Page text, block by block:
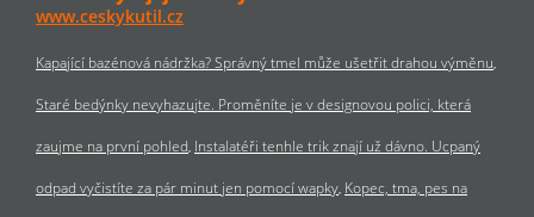
www.ceskykutil.cz
Kapající bazénová nádržka? Správný tmel může ušetřit drahou výměnu
Staré bedýnky nevyhazujte. Proměníte je v designovou polici, která
zaujme na první pohled Instalatéři tenhle trik znají už dávno. Ucpaný
odpad vyčistíte za pár minut jen pomocí wapky Kopec, tma, pes na